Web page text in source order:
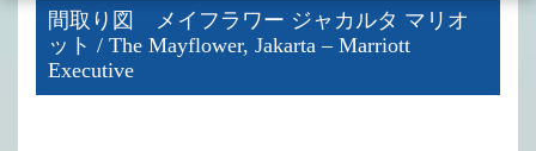
間取り図 メイフラワー ジャカルタ マリオ
ット / The Mayflower, Jakarta – Marriott
Executive